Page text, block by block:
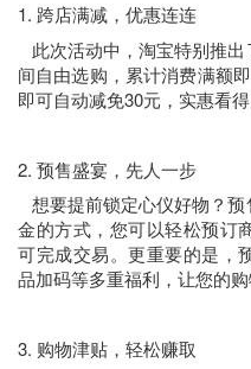
1. 跨店满减，优惠连连
此次活动中，淘宝特别推
间自由选购，累计消费满额
即可自动减免30元，实惠看得
2. 预售盛宴，先人一步
想要提前锁定心仪好物？
金的方式，您可以轻松预订
可完成交易。更重要的是，
品加码等多重福利，让您的购
3. 购物津贴，轻松赚取